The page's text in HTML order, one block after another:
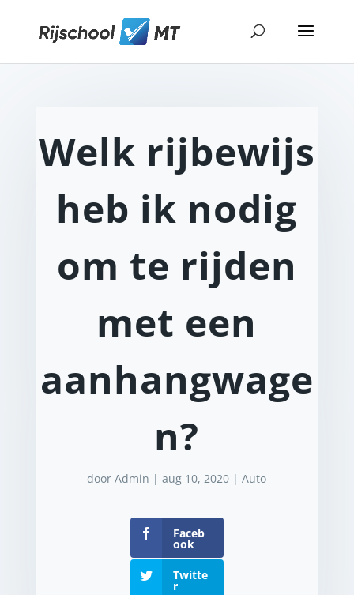
Welk rijbewijs
heb ik nodig
om te rijden
met een
aanhangwage
n?
doorAdmin |aug 10, 2020 |Auto
Faceb
ook
Twitte
r